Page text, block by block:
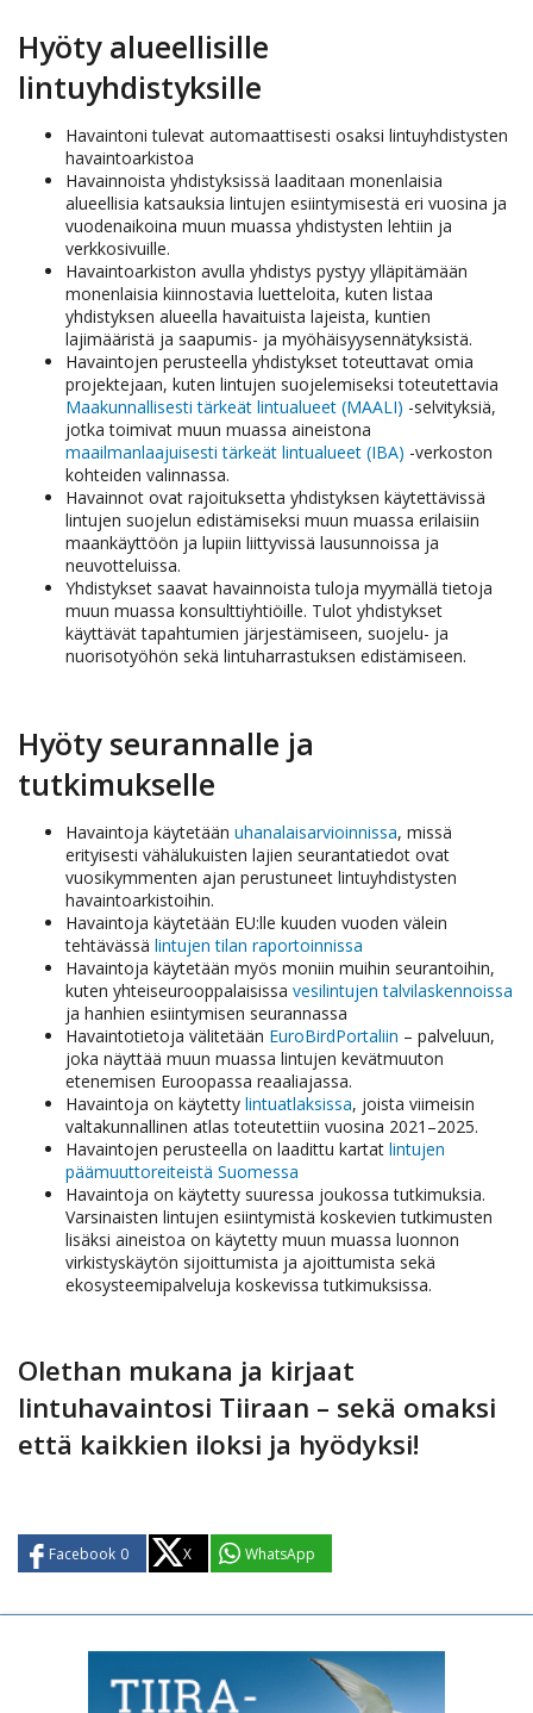
Hyöty alueellisille
lintuyhdistyksille
Havaintoni tulevat automaattisesti osaksi lintuyhdistysten
havaintoarkistoa
Havainnoista yhdistyksissä laaditaan monenlaisia
alueellisia katsauksia lintujen esiintymisestä eri vuosina ja
vuodenaikoina muun muassa yhdistysten lehtiin ja
verkkosivuille.
Havaintoarkiston avulla yhdistys pystyy ylläpitämään
monenlaisia kiinnostavia luetteloita, kuten listaa
yhdistyksen alueella havaituista lajeista, kuntien
lajimääristä ja saapumis- ja myöhäisyysennätyksistä.
Havaintojen perusteella yhdistykset toteuttavat omia
projektejaan, kuten lintujen suojelemiseksi toteutettavia
Maakunnallisesti tärkeät lintualueet (MAALI) -selvityksiä,
jotka toimivat muun muassa aineistona
maailmanlaajuisesti tärkeät lintualueet (IBA) -verkoston
kohteiden valinnassa.
Havainnot ovat rajoituksetta yhdistyksen käytettävissä
lintujen suojelun edistämiseksi muun muassa erilaisiin
maankäyttöön ja lupiin liittyvissä lausunnoissa ja
neuvotteluissa.
Yhdistykset saavat havainnoista tuloja myymällä tietoja
muun muassa konsulttiyhtiöille. Tulot yhdistykset
käyttävät tapahtumien järjestämiseen, suojelu- ja
nuorisotyöhön sekä lintuharrastuksen edistämiseen.
Hyöty seurannalle ja
tutkimukselle
Havaintoja käytetään uhanalaisarvioinnissa, missä
erityisesti vähälukuisten lajien seurantatiedot ovat
vuosikymmenten ajan perustuneet lintuyhdistysten
havaintoarkistoihin.
Havaintoja käytetään EU:lle kuuden vuoden välein
tehtävässä lintujen tilan raportoinnissa
Havaintoja käytetään myös moniin muihin seurantoihin,
kuten yhteiseurooppalaisissa vesilintujen talvilaskennoissa
ja hanhien esiintymisen seurannassa
Havaintotietoja välitetään EuroBirdPortaliin – palveluun,
joka näyttää muun muassa lintujen kevätmuuton
etenemisen Euroopassa reaaliajassa.
Havaintoja on käytetty lintuatlaksissa, joista viimeisin
valtakunnallinen atlas toteutettiin vuosina 2021–2025.
Havaintojen perusteella on laadittu kartat lintujen
päämuuttoreiteistä Suomessa
Havaintoja on käytetty suuressa joukossa tutkimuksia.
Varsinaisten lintujen esiintymistä koskevien tutkimusten
lisäksi aineistoa on käytetty muun muassa luonnon
virkistyskäytön sijoittumista ja ajoittumista sekä
ekosysteemipalveluja koskevissa tutkimuksissa.
Olethan mukana ja kirjaat
lintuhavaintosi Tiiraan – sekä omaksi
että kaikkien iloksi ja hyödyksi!
Facebook 0 X WhatsApp